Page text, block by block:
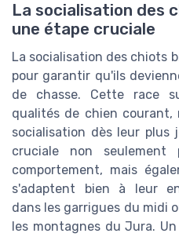
La socialisation des
une étape cruciale
La socialisation des chiots
pour garantir qu'ils
de chasse. Cette race
qualités de chien courant,
socialisation dès leur plus
cruciale non seulement
comportement, mais
s'adaptent bien à leur
dans les garrigues du midi
les montagnes du Jura.